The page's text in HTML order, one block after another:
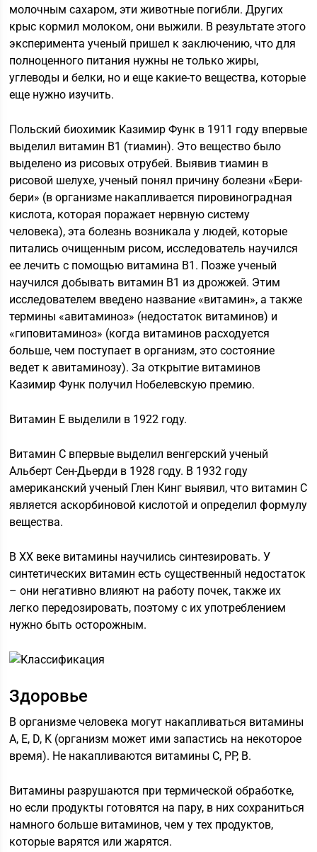
молочным сахаром, эти животные погибли. Других
крыс кормил молоком, они выжили. В результате этого
эксперимента ученый пришел к заключению, что для
полноценного питания нужны не только жиры,
углеводы и белки, но и еще какие-то вещества, которые
еще нужно изучить.
Польский биохимик Казимир Функ в 1911 году впервые
выделил витамин В1 (тиамин). Это вещество было
выделено из рисовых отрубей. Выявив тиамин в
рисовой шелухе, ученый понял причину болезни «Бери-
бери» (в организме накапливается пировиноградная
кислота, которая поражает нервную систему
человека), эта болезнь возникала у людей, которые
питались очищенным рисом, исследователь научился
ее лечить с помощью витамина В1. Позже ученый
научился добывать витамин В1 из дрожжей. Этим
исследователем введено название «витамин», а также
термины «авитаминоз» (недостаток витаминов) и
«гиповитаминоз» (когда витаминов расходуется
больше, чем поступает в организм, это состояние
ведет к авитаминозу). За открытие витаминов
Казимир Функ получил Нобелевскую премию.
Витамин Е выделили в 1922 году.
Витамин С впервые выделил венгерский ученый
Альберт Сен-Дьерди в 1928 году. В 1932 году
американский ученый Глен Кинг выявил, что витамин С
является аскорбиновой кислотой и определил формулу
вещества.
В ХХ веке витамины научились синтезировать. У
синтетических витамин есть существенный недостаток
– они негативно влияют на работу почек, также их
легко передозировать, поэтому с их употреблением
нужно быть осторожным.
Здоровье
В организме человека могут накапливаться витамины
A, E, D, K (организм может ими запастись на некоторое
время). Не накапливаются витамины С, PP, B.
Витамины разрушаются при термической обработке,
но если продукты готовятся на пару, в них сохраниться
намного больше витаминов, чем у тех продуктов,
которые варятся или жарятся.